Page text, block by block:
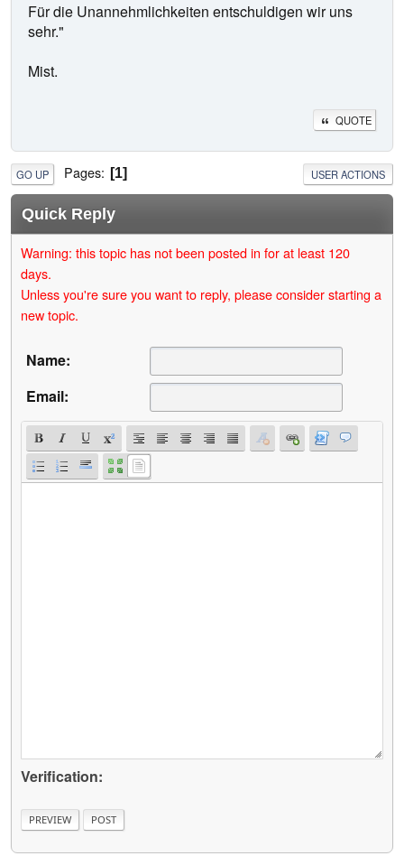
Für die Unannehmlichkeiten entschuldigen wir uns
sehr."
Mist.
QUOTE
GO UP Pages 1 USER ACTIONS
Quick Reply
Warning: this topic has not been posted in for at least 120
days.
Unless you're sure you want to reply, please consider starting a
new topic.
Name:
Email:
Verification: